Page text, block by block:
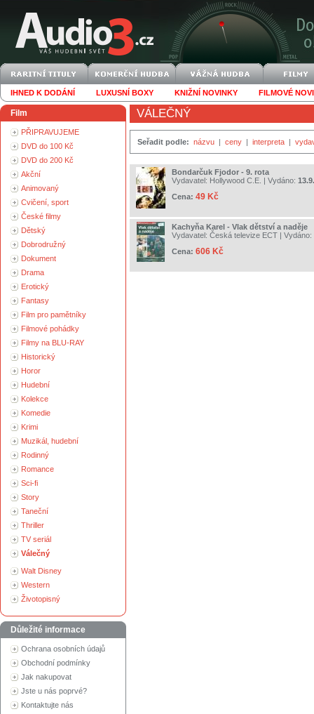
IHNED K DODÁNÍ LUXUSNÍ BOXY KNIŽNÍ NOVINKY FILMOVÉ
Film
PŘIPRAVUJEME
DVD do 100 Kč
DVD do 200 Kč
Akční
Animovaný
Cvičení, sport
České filmy
Dětský
Dobrodružný
Dokument
Drama
Erotický
Fantasy
Film pro pamětníky
Filmové pohádky
Filmy na BLU-RAY
Historický
Horor
Hudební
Kolekce
Komedie
Krimi
Muzikál, hudební
Rodinný
Romance
Sci-fi
Story
Taneční
Thriller
TV seriál
Válečný
Walt Disney
Western
Životopisný
Důležité informace
Ochrana osobních údajů
Obchodní podmínky
Jak nakupovat
Jste u nás poprvé?
Kontaktujte nás
VÁLEČNÝ
Seřadit podle: názvu | ceny | interpreta |
Bondarčuk Fjodor - 9. rota
Vydavatel: Hollywood C.E. | Vydáno:
Cena: 49 Kč
Kachyňa Karel - Vlak dětství a naděje
Vydavatel: Česká televize ECT | Vydáno:
Cena: 606 Kč